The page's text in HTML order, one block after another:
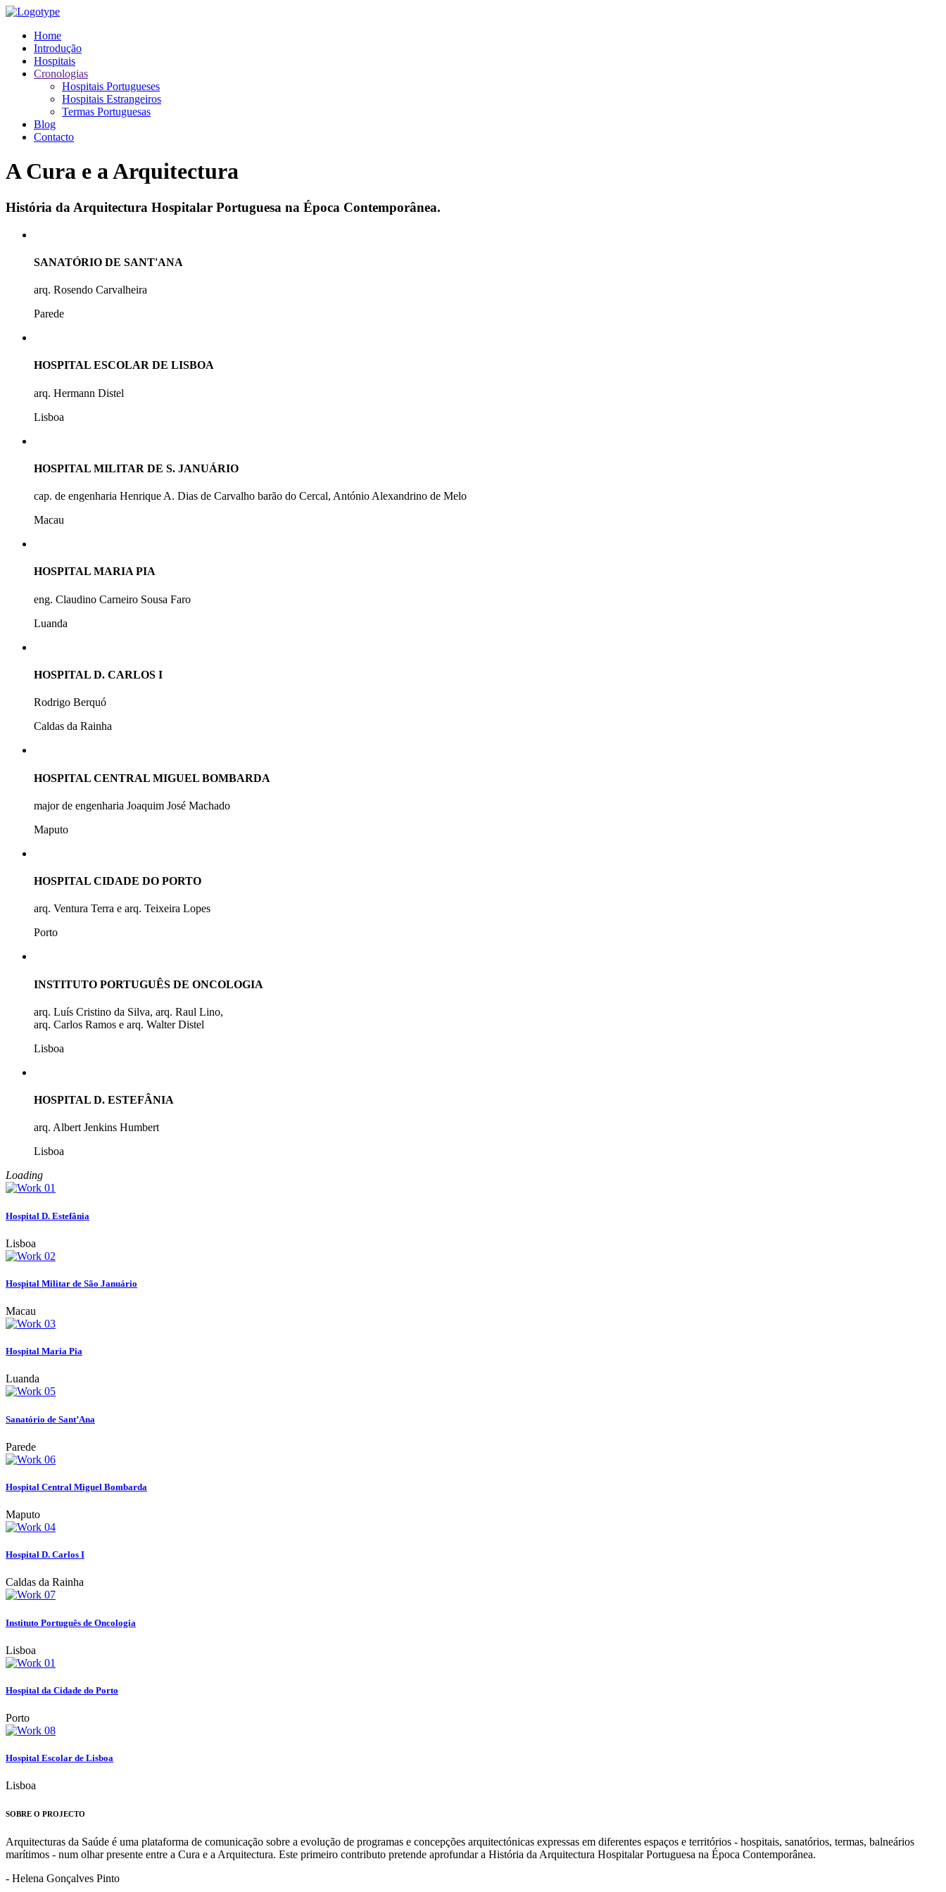
Home
Introdução
Hospitais
Cronologias
Hospitais Portugueses
Hospitais Estrangeiros
Termas Portuguesas
Blog
Contacto
A Cura e a Arquitectura
História da Arquitectura Hospitalar Portuguesa na Época Contemporânea.
SANATÓRIO DE SANT'ANA
arq. Rosendo Carvalheira
Parede
HOSPITAL ESCOLAR DE LISBOA
arq. Hermann Distel
Lisboa
HOSPITAL MILITAR DE S. JANUÁRIO
cap. de engenharia Henrique A. Dias de Carvalho barão do Cercal, António Alexandrino de Melo
Macau
HOSPITAL MARIA PIA
eng. Claudino Carneiro Sousa Faro
Luanda
HOSPITAL D. CARLOS I
Rodrigo Berquó
Caldas da Rainha
HOSPITAL CENTRAL MIGUEL BOMBARDA
major de engenharia Joaquim José Machado
Maputo
HOSPITAL CIDADE DO PORTO
arq. Ventura Terra e arq. Teixeira Lopes
Porto
INSTITUTO PORTUGUÊS DE ONCOLOGIA
arq. Luís Cristino da Silva, arq. Raul Lino,
arq. Carlos Ramos e arq. Walter Distel
Lisboa
HOSPITAL D. ESTEFÂNIA
arq. Albert Jenkins Humbert
Lisboa
Loading
Hospital D. Estefânia
Lisboa
Hospital Militar de São Januário
Macau
Hospital Maria Pia
Luanda
Sanatório de Sant’Ana
Parede
Hospital Central Miguel Bombarda
Maputo
Hospital D. Carlos I
Caldas da Rainha
Instituto Português de Oncologia
Lisboa
Hospital da Cidade do Porto
Porto
Hospital Escolar de Lisboa
Lisboa
SOBRE O PROJECTO
Arquitecturas da Saúde é uma plataforma de comunicação sobre a evolução de programas e concepções arquitectónicas expressas em diferentes espaços e territórios - hospitais, sanatórios, termas, balneários
marítimos - num olhar presente entre a Cura e a Arquitectura. Este primeiro contributo pretende aprofundar a História da Arquitectura Hospitalar Portuguesa na Época Contemporânea.
- Helena Gonçalves Pinto